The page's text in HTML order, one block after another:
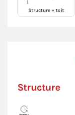
Structure + toit
Structure